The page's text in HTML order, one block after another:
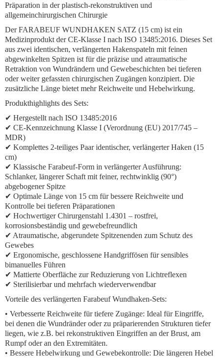
Präparation in der plastisch-rekonstruktiven und
allgemeinchirurgischen Chirurgie
Der FARABEUF WUNDHAKEN SATZ (15 cm) ist ein
Medizinprodukt der CE-Klasse I nach ISO 13485:2016. Dieses Set
aus zwei identischen, verlängerten Hakenspateln mit feinen
abgewinkelten Spitzen ist für die präzise und atraumatische
Retraktion von Wundrändern und Gewebeschichten bei tieferen
oder weiter gefassten chirurgischen Zugängen konzipiert. Die
zusätzliche Länge bietet mehr Reichweite und Hebelwirkung.
Produkthighlights des Sets:
✔ Hergestellt nach ISO 13485:2016
✔ CE-Kennzeichnung Klasse I (Verordnung (EU) 2017/745 –
MDR)
✔ Komplettes 2-teiliges Paaridentischer, verlängerterHaken (15
cm)
✔ Klassische Farabeuf-Form in verlängerter Ausführung:
Schlanker, längerer Schaft mit feiner, rechtwinklig (90°)
abgebogener Spitze
✔ Optimale Länge von 15 cm für bessere Reichweite und
Kontrolle bei tieferen Präparationen
✔ Hochwertiger Chirurgenstahl 1.4301 – rostfrei,
korrosionsbeständig und gewebefreundlich
✔ Atraumatische, abgerundete Spitzenenden zum Schutz des
Gewebes
✔ Ergonomische, geschlossene Handgriffösen für sensibles
bimanuelles Führen
✔ Mattierte Oberfläche zur Reduzierung von Lichtreflexen
✔ Sterilisierbar und mehrfach wiederverwendbar
Vorteile des verlängerten Farabeuf Wundhaken-Sets:
• Verbesserte Reichweite für tiefere Zugänge: Ideal für Eingriffe,
bei denen die Wundränder oder zu präparierenden Strukturen tiefer
liegen, wie z.B. bei rekonstruktiven Eingriffen an der Brust, am
Rumpf oder an den Extremitäten.
• Bessere Hebelwirkung und Gewebekontrolle: Die längeren Hebel